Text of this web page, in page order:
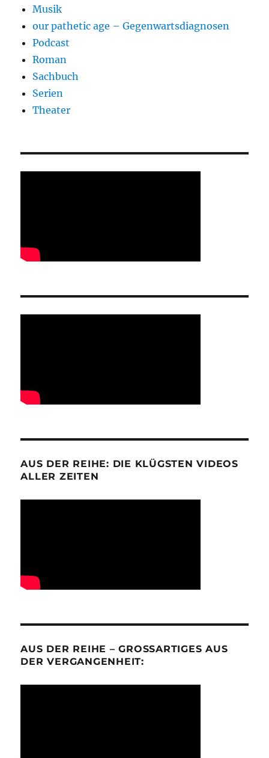
Musik
our pathetic age – Gegenwartsdiagnosen
Podcast
Roman
Sachbuch
Serien
Theater
AUS DER REIHE: DIE KLÜGSTEN VIDEOS
ALLER ZEITEN
AUS DER REIHE – GROSSARTIGES AUS D
ER VERGANGENHEIT: